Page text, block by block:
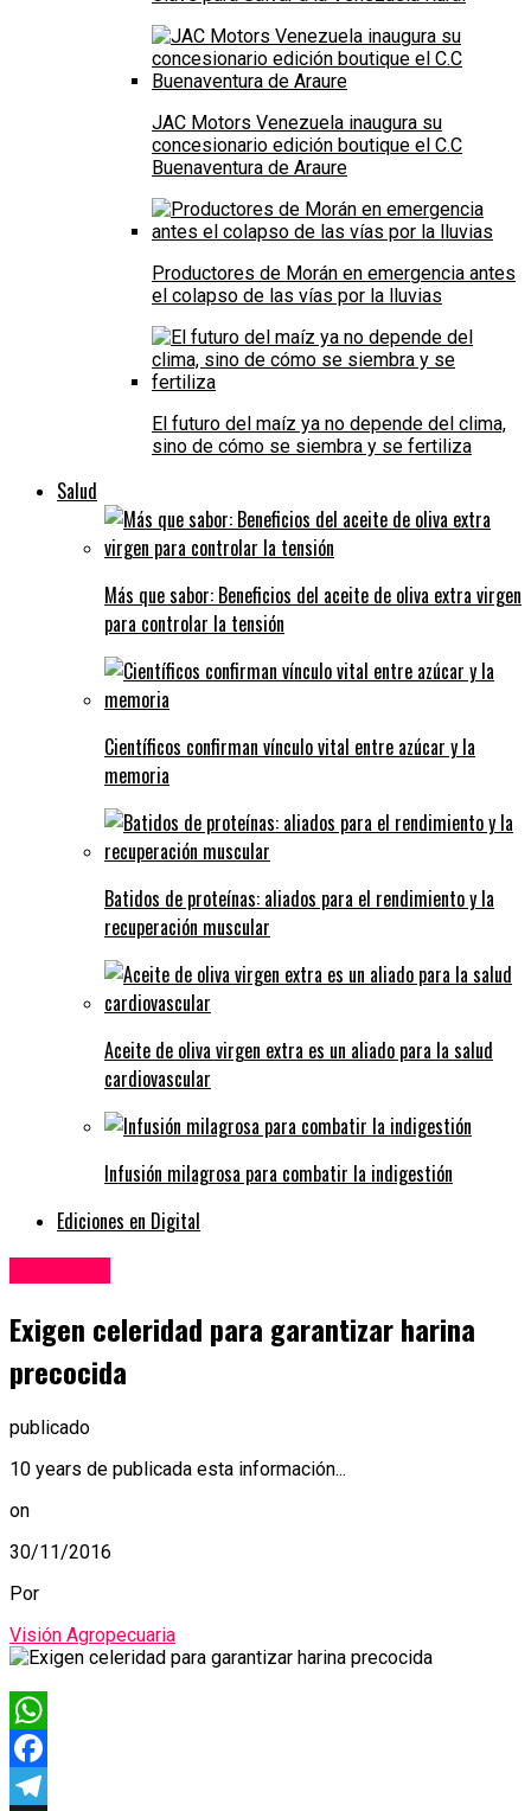
JAC Motors Venezuela inaugura su
concesionario edición boutique el C.C
Buenaventura de Araure
Productores de Morán en emergencia antes
el colapso de las vías por la lluvias
El futuro del maíz ya no depende del clima,
sino de cómo se siembra y se fertiliza
Salud
Más que sabor: Beneficios del aceite de oliva extra virgen
para controlar la tensión
Científicos confirman vínculo vital entre azúcar y la
memoria
Batidos de proteínas: aliados para el rendimiento y la
recuperación muscular
Aceite de oliva virgen extra es un aliado para la salud
cardiovascular
Infusión milagrosa para combatir la indigestión
Ediciones en Digital
Exigen celeridad para garantizar harina
precocida
publicado
10 years de publicada esta información...
on
30/11/2016
Por
Visión Agropecuaria
WhatsApp
Facebook